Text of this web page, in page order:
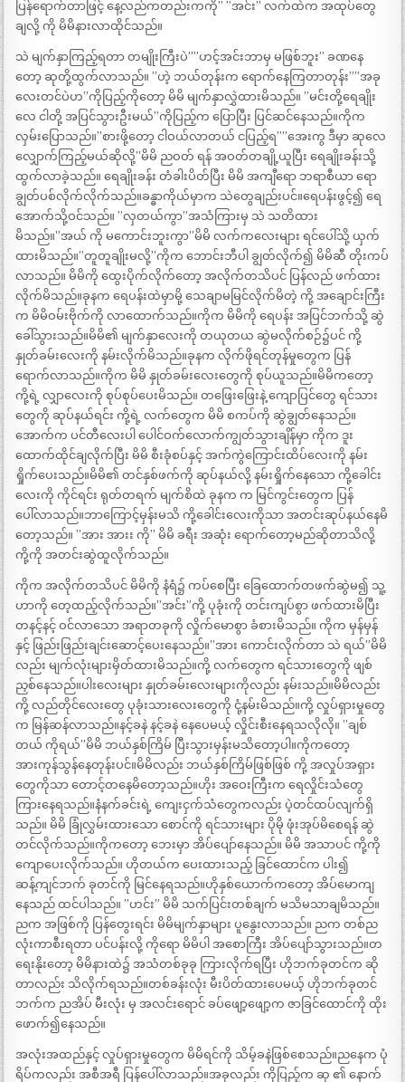
ပြန်ရောက်တာဖြင့် နေ့လည်ကတည်းကကို” ”အင်း” လက်ထဲက အထုပ်တွေ
ချလို့ ကို မိမိနားလာထိုင်သည်။
သဲ မျက်နှာကြည့်ရတာ တမျိုးကြီးပဲ””ဟင့်အင်းဘာမှ မဖြစ်ဘူး” ခဏနေ
တော့ ဆုတို့ထွက်လာသည်။ ”ဟဲ့ ဘယ်တုန်းက ရောက်နေကြတာတုန်း””အခု
လေးတင်ပဲဟ”ကိုပြည့်ကိုတော့ မိမိ မျက်နှာလွှဲထားမိသည်။ ”မင်းတို့ရေချိုး
လေ ငါတို့ အပြင်သွားဦးမယ်”ကိုပြည့်က ပြောပြီး ပြင်ဆင်နေသည်။ကိုက
လှမ်းပြောသည်။”စားဖို့တော့ ငါဝယ်လာတယ် ငပြည့်ရ””အေးကွ ဒီမှာ ဆုလေ
လျှောက်ကြည့်မယ်ဆိုလို့”မိမိ ညဝတ် ရန် အဝတ်တချို့ယူပြီး ရေချိုးခန်းသို့
ထွက်လာခဲ့သည်။ ရေချိုးခန်း တံခါးပိတ်ပြီး မိမိ အကျီရော ဘရာစီယာ ရော
ချွတ်ပစ်လိုက်လိုက်သည်။ခန္ဓာကိုယ်မှာက သဲတွေချည်းပင်။ရေပန်းဖွင့်၍ ရေ
အောက်သို့ဝင်သည်။ ”လှတယ်ကွာ”အသံကြားမှ သဲ သတိထား
မိသည်။”အယ် ကို မကောင်းဘူးကွာ”မိမိ လက်ကလေးများ ရင်ပေါ်သို့ ယှက်
ထားမိသည်။”တူတူချိုးမလို့”ကိုက ဘောင်းဘီပါ ချွတ်လိုက်၍ မိမိဆီ တိုးကပ်
လာသည်။ မိမိကို ထွေးပိုက်လိုက်တော့ အလိုက်တသိပင် ပြန်လည် ဖက်ထား
လိုက်မိသည်။ခုနက ရေပန်းထဲမှာမို့ သေချာမမြင်လိုက်မိတဲ့ ကို့ အချောင်းကြီး
က မိမိဝမ်းဗိုက်ကို လာထောက်သည်။ကိုက မိမိကို ရေပန်း အပြင်ဘက်သို့ ဆွဲ
ခေါ်သွားသည်။မိမိ၏ မျက်နှာလေးကို တယုတယ ဆွဲမလိုက်စဉ်၌ပင် ကို့
နှုတ်ခမ်းလေးကို နမ်းလိုက်မိသည်။ခုနက လိုက်ဖိုရင်တုန်မှုတွေက ပြန်
ရောက်လာသည်။ကိုက မိမိ နှုတ်ခမ်းလေးတွေကို စုပ်ယူသည်။မိမိကတော့
ကို့ရဲ့ လျှာလေးကို စုပ်စုပ်ပေးမိသည်။ တဖြေးဖြေးနဲ့ ကျောပြင်တွေ ရင်သား
တွေကို ဆုပ်နယ်ရင်း ကို့ရဲ့ လက်တွေက မိမိ စကပ်ကို ဆွဲချွတ်နေသည်။
အောက်က ပင်တီလေးပါ ပေါင်ဝက်လောက်ကျွတ်သွားချိန်မှာ ကိုက ဒူး
ထောက်ထိုင်ချလိုက်ပြီး မိမိ စီးခုံစပ်နှင့် အက်ကွဲကြောင်းထိပ်လေးကို နမ်း
ရှိုက်ပေးသည်။မိမိ၏ တင်နှစ်ဖက်ကို ဆုပ်နယ်လို့ နမ်းရှိုက်နေသော ကို့ခေါင်း
လေးကို ကိုင်ရင်း ရုတ်တရက် မျက်စိထဲ ခုနက က မြင်ကွင်းတွေက ပြန်
ပေါ်လာသည်။ဘာကြောင့်မှန်းမသိ ကို့ခေါင်းလေးကိုသာ အတင်းဆုပ်နယ်နေမိ
တော့သည်။ ”အား အားး ကို” မိမိ ခရီး အဆုံး ရောက်တော့မည်ဆိုတာသိလို့
ကို့ကို အတင်းဆွဲထူလိုက်သည်။
ကိုက အလိုက်တသိပင် မိမိကို နံရံ၌ ကပ်စေပြီး ခြေထောက်တဖက်ဆွဲမ၍ သူ့
ဟာကို တေ့ထည့်လိုက်သည်။”အင်း”ကို့ ပုခုံးကို တင်းကျပ်စွာ ဖက်ထားမိပြီး
တနင့်နင့် ဝင်လာသော အရာတခုကို လှိုက်မောစွာ ခံစားမိသည်။ ကိုက မှန်မှန်
နှင့် ဖြည်းဖြည်းချင်းဆောင့်ပေးနေသည်။”အား ကောင်းလိုက်တာ သဲ ရယ်”မိမိ
လည်း မျက်လုံးများမှိတ်ထားမိသည်။ကို့ လက်တွေက ရင်သားတွေကို ဖျစ်
ညှစ်နေသည်။ပါးလေးများ နှုတ်ခမ်းလေးများကိုလည်း နမ်းသည်။မိမိလည်း
ကို့ လည်တိုင်လေးတွေ ပုခုံးသားလေးတွေကို ငုံ့နမ်းမိသည်။ကို့ လှုပ်ရှားမှုတွေ
က မြန်ဆန်လာသည်။နင့်ခနဲ နင့်ခနဲ နေပေမယ့် လှိုင်းစီးနေရသလိုလို။ ”ချစ်
တယ် ကိုရယ်”မိမိ ဘယ်နှစ်ကြိမ် ပြီးသွားမှန်းမသိတော့ပါ။ကိုကတော့
အားကုန်သွန်နေတုန်းပင်။မိမိလည်း ဘယ်နှစ်ကြိမ်ဖြစ်ဖြစ် ကို့ အလှုပ်အရှား
တွေကိုသာ တောင့်တနေမိတော့သည်။ဟိုး အဝေးကြီးက ရေလှိုင်းသံတွေ
ကြားနေရသည်။နံနက်ခင်းရဲ့ ကျေးငှက်သံတွေကလည်း ပဲ့တင်ထပ်လျက်ရှိ
သည်။ မိမိ ခြုံလွှမ်းထားသော စောင်ကို ရင်သားများ ပိုမို ဖုံးအုပ်မိစေရန် ဆွဲ
တင်လိုက်သည်။ကိုကတော့ ဘေးမှာ အိပ်ပျော်နေသည်။ မိမိ အသာပင် ကို့ကို
ကျောပေးလိုက်သည်။ ဟိုတယ်က ပေးထားသည့် ခြင်ထောင်က ပါး၍
ဆန့်ကျင်ဘက် ခုတင်ကို မြင်နေရသည်။ဟိုနှစ်ယောက်ကတော့ အိပ်မောကျ
နေသည် ထင်ပါသည်။ ”ဟင်း” မိမိ သက်ပြင်းတစ်ချက် မသိမသာချမိသည်။
ညက အဖြစ်ကို ပြန်တွေးရင်း မိမိမျက်နှာများ ပူနွေးလာသည်။ ညက တစ်ည
လုံးကာစီးရတာ ပင်ပန်းလို့ ကိုရော မိမိပါ အစောကြီး အိပ်ပျော်သွားသည်။တ
ရေးနိုးတော့ မိမိနားထဲ၌ အသံတစ်ခုခု ကြားလိုက်ရပြီး ဟိုဘက်ခုတင်က ဆို
တာလည်း သိလိုက်ရသည်။တစ်ခန်းလုံး မီးပိတ်ထားပေမယ့် ဟိုဘက်ခုတင်
ဘက်က ညအိပ် မီးလုံး မှ အလင်းရောင် ခပ်ဖျော့ဖျော့က ဇာခြင်ထောင်ကို ထိုး
ဖောက်၍နေသည်။
အလုံးအထည်နှင့် လှုပ်ရှားမှုတွေက မိမိရင်ကို သိမ့်ခနဲဖြစ်စေသည်။ညနေက ပုံ
ရိပ်ကလည်း အစီအရီ ပြန်ပေါ်လာသည်။အခုလည်း ကိုပြည့်က ဆု ၏ နောက်